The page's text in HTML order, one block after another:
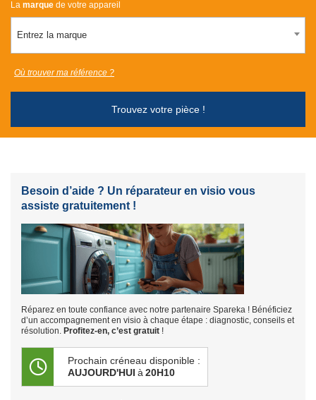
La marque de votre appareil
Entrez la marque
Trouvez votre pièce !
Où trouver ma référence ?
Besoin d’aide ? Un réparateur en visio vous
assiste gratuitement !
Réparez en toute confiance avec notre partenaire Spareka ! Bénéficiez
d’un accompagnement en visio à chaque étape : diagnostic, conseils et
résolution. Profitez-en, c’est gratuit !
Prochain créneau disponible :
AUJOURD'HUI à 20H10